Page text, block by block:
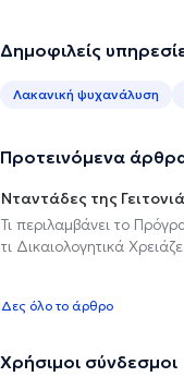
Δημοφιλείς
Λακανική ψυχανάλυση
Προτεινόμενα
Νταντάδες της
Τι περιλαμβάνει το
τι Δικαιολογητικά
Δες όλο το άρθρο
Χρήσιμοι σύνδεσμοι